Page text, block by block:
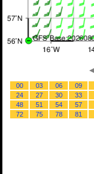
00 03 06 09
24
27 30 33
48
51 54 57
72
75 78 81